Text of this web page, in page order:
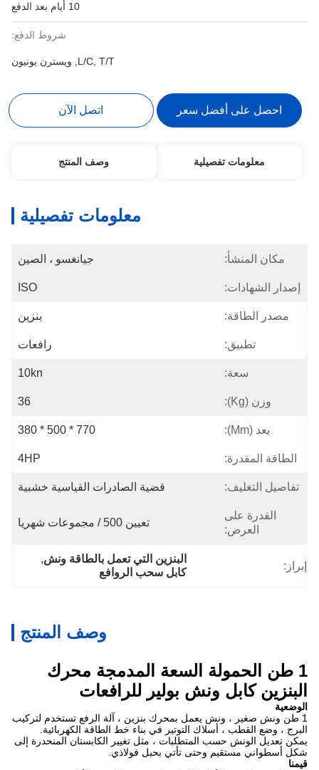
10 أيام بعد الدفع
شروط الدفع:
L/C, T/T, ويسترن يونيون
احصل على أفضل سعر اتصل الآن
معلومات تفصيلية وصف المنتج
معلومات تفصيلية
مكان المنشأ: جيانغسو ، الصين
إصدار الشهادات: ISO
مصدر الطاقة: بنزين
تطبيق: رافعات
سعة: 10kn
وزن (kg): 36
بعد (mm): 770 * 500 * 380
الطاقة المقدرة: 4HP
تفاصيل التغليف: قضية الصادرات القياسية خشبية
القدرة على
العرض:
تعيين 500 / مجموعات شهريا
إبراز:
البنزين التي تعمل بالطاقة ونش ,
كابل سحب الروافع
وصف المنتج
1 طن الحمولة السعة المدمجة محرك
البنزين كابل ونش بولير للرافعات
الوضعية
1 طن ونش صغير ، ونش يعمل بمحرك بنزين ، آلة الرفع تستخدم لتركيب
البرج ، وضع القطب ، أسلاك التوتير في بناء خط الطاقة الكهربائية.
يمكن تعديل الونش حسب المتطلبات ، مثل تغيير الكابستان المنحدرة إلى
شكل أسطواني مستقيم وحتى تأتي بحبل فولاذي.
قيمنا